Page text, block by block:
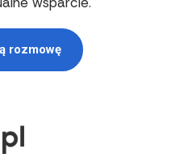
rozmowę